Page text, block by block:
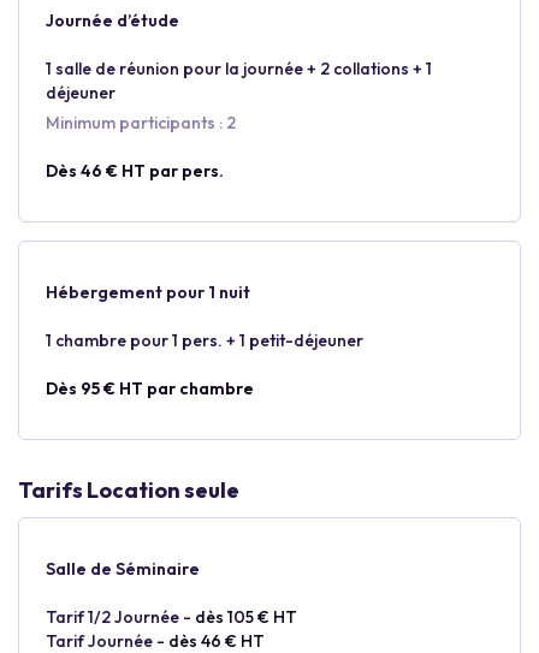
Journée d’étude
1 salle de réunion pour la journée + 2 collations + 1
déjeuner
Minimum participants : 2
Dès 46 € HT par pers.
Hébergement pour 1 nuit
1 chambre pour 1 pers. + 1 petit-déjeuner
Dès 95 € HT par chambre
Tarifs Location seule
Salle de Séminaire
Tarif 1/2 Journée - dès 105 € HT
Tarif Journée - dès 46 € HT